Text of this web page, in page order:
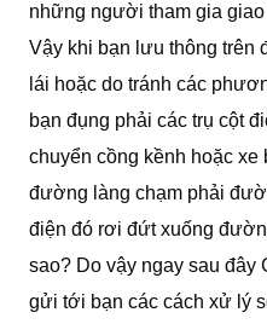
những người tham gia
Vậy khi bạn lưu thông trên
lái hoặc do tránh các
bạn đụng phải các trụ cột
chuyển cồng kềnh hoặc
đường làng chạm phải
điện đó rơi đứt xuống
sao? Do vậy ngay sau đây
gửi tới bạn các cách xử lý